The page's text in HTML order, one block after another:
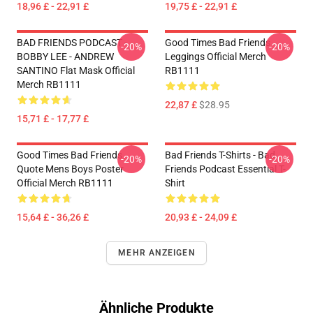
18,96 £ - 22,91 £ 19,75 £ - 22,91 £
BAD FRIENDS PODCAST -
BOBBY LEE - ANDREW
SANTINO Flat Mask Official
Merch RB1111
15,71 £ - 17,77 £
-20%
Good Times Bad Friends
Leggings Official Merch
RB1111
22,87 £$28.95
-20%
Good Times Bad Friends
Quote Mens Boys Poster
Official Merch RB1111
15,64 £ - 36,26 £
-20%
Bad Friends T-Shirts - Bad
Friends Podcast Essential T-
Shirt
20,93 £ - 24,09 £
-20%
MEHR ANZEIGEN
Ähnliche Produkte